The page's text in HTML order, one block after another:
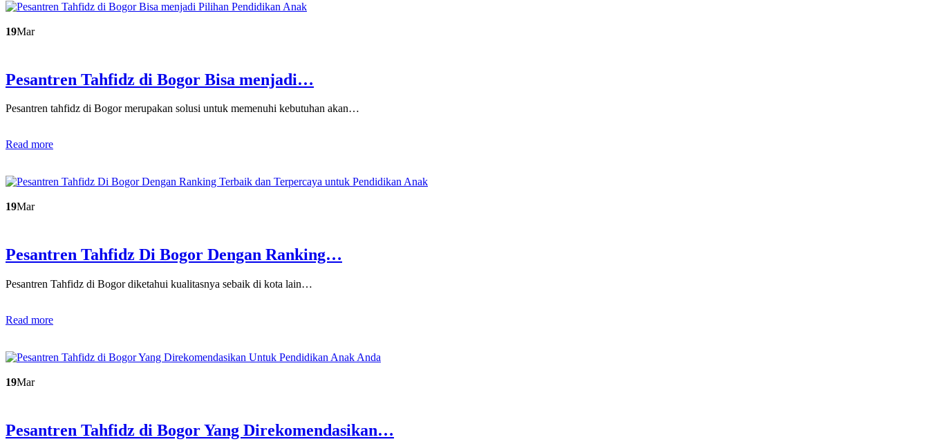
19Mar
Pesantren Tahfidz di Bogor Bisa menjadi…
Pesantren tahfidz di Bogor merupakan solusi untuk memenuhi kebutuhan akan…
Read more
19Mar
Pesantren Tahfidz Di Bogor Dengan Ranking…
Pesantren Tahfidz di Bogor diketahui kualitasnya sebaik di kota lain…
Read more
19Mar
Pesantren Tahfidz di Bogor Yang Direkomendasikan…